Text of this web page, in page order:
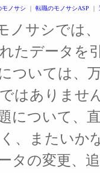
モノサシ ｜ 転職のモノサシASP ｜
ノサシでは
たデータを
ついては、
はありませ
について、
、またいか
タの変更、